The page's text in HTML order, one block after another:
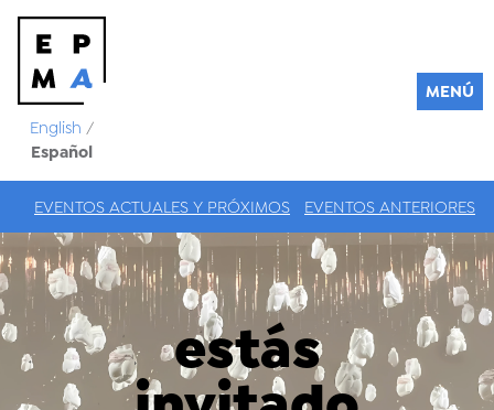
English /
Español
MENÚ
EVENTOS ACTUALES Y PRÓXIMOS EVENTOS ANTERIORES
estás